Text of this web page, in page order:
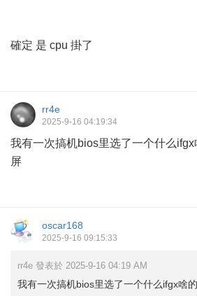
確定 是 cpu 掛了
rr4e
2025-9-16 04:19:34
我有一次搞机bios里选了一个什么
屏
oscar168
2025-9-16 09:15:33
rr4e 發表於 2025-9-16 04:19 AM
我有一次搞机bios里选了一个什么ifgx啥